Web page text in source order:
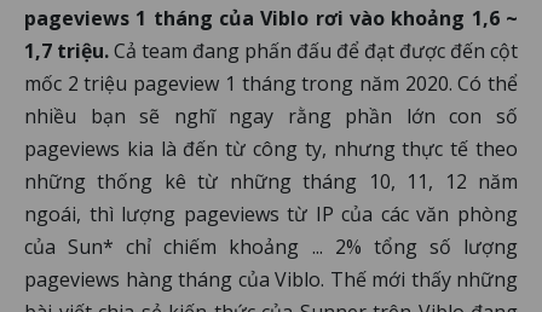
pageviews 1 tháng của Viblo rơi vào khoảng 1,6 ~
1,7 triệu.Cả team đang phấn đấu để đạt được đến cột
mốc 2 triệu pageview 1 tháng trong năm 2020. Có thể
nhiều bạn sẽ nghĩ ngay rằng phần lớn con số
pageviews kia là đến từ công ty, nhưng thực tế theo
những thống kê từ những tháng 10, 11, 12 năm
ngoái, thì lượng pageviews từ IP của các văn phòng
của Sun* chỉ chiếm khoảng ... 2% tổng số lượng
pageviews hàng tháng của Viblo. Thế mới thấy những